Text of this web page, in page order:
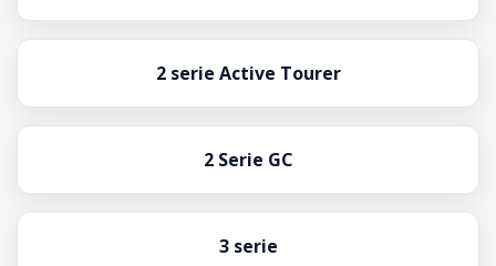
2 serie Active Tourer
2 Serie GC
3 serie